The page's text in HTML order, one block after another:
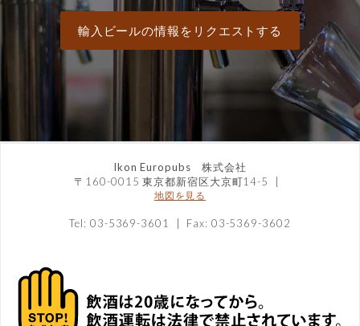
輸入ビールの情報をリクエストする
Ikon Europubs 株式会社
〒160-0015 東京都新宿区大京町14-5
地図を見る
Tel: 03-5369-3601 | Fax: 03-5369-3602